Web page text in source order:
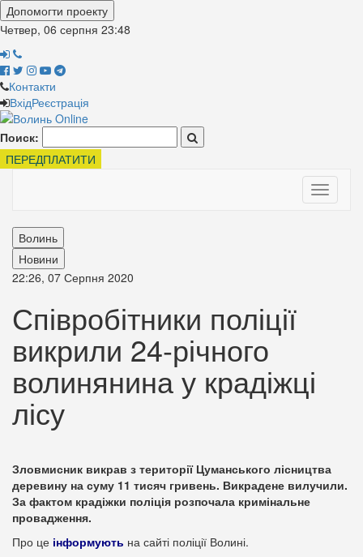
Допомогти проекту
Четвер, 06 серпня 23:48
Контакти
ВхідРеєстрація
Поиск:
ПЕРЕДПЛАТИТИ
Toggle
Волинь
Новини
22:26, 07 Серпня 2020
Співробітники поліції
викрили 24-річного
волинянина у крадіжці
лісу
Зловмисник викрав з території Цуманського лісництва
деревину на суму 11 тисяч гривень. Викрадене вилучили.
За фактом крадіжки поліція розпочала кримінальне
провадження.
Про це інформують на сайті поліції Волині.